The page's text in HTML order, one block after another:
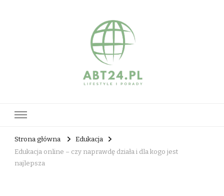
Strona główna
Edukacja
Edukacja online – czy naprawdę działa i dla kogo jest
najlepsza